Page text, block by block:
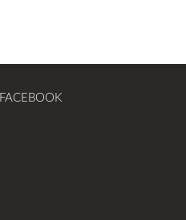
FACEBOOK